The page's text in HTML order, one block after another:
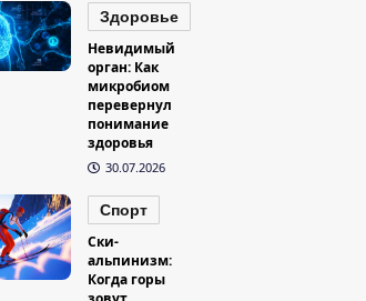
Здоровье
Невидимый
орган: Как
микробиом
перевернул
понимание
здоровья
30.07.2026
Спорт
Ски-
альпинизм:
Когда горы